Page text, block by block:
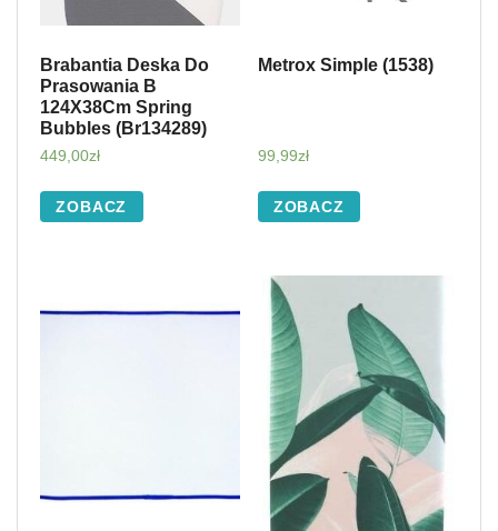
Brabantia Deska Do
Prasowania B
124X38Cm Spring
Bubbles (Br134289)
449,00zł
ZOBACZ
Metrox Simple (1538)
99,99zł
ZOBACZ